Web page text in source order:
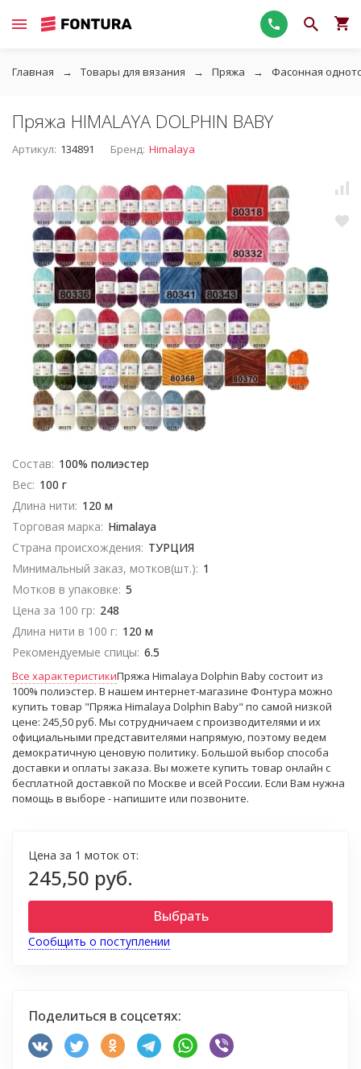
Главная Товары для вязания Пряжа Фасонная
Пряжа HIMALAYA DOLPHIN BABY
Артикул: 134891 Бренд: Himalaya
Состав: 100% полиэстер
Вес: 100 г
Длина нити: 120 м
Торговая марка: Himalaya
Страна происхождения: ТУРЦИЯ
Минимальный заказ, мотков(шт.): 1
Мотков в упаковке: 5
Цена за 100 гр: 248
Длина нити в 100 г: 120 м
Рекомендуемые спицы: 6.5
Все характеристикиПряжа Himalaya Dolphin Baby состоит из
100% полиэстер. В нашем интернет-магазине Фонтура можно
купить товар "Пряжа Himalaya Dolphin Baby" по самой низкой
цене: 245,50 руб. Мы сотрудничаем с производителями и их
официальными представителями напрямую, поэтому ведем
демократичную ценовую политику. Большой выбор способа
доставки и оплаты заказа. Вы можете купить товар онлайн с
бесплатной доставкой по Москве и всей России. Если Вам нужна
помощь в выборе - напишите или позвоните.
Цена за 1 моток от:
245,50 руб.
Выбрать
Сообщить о поступлении
Поделиться в соцсетях: